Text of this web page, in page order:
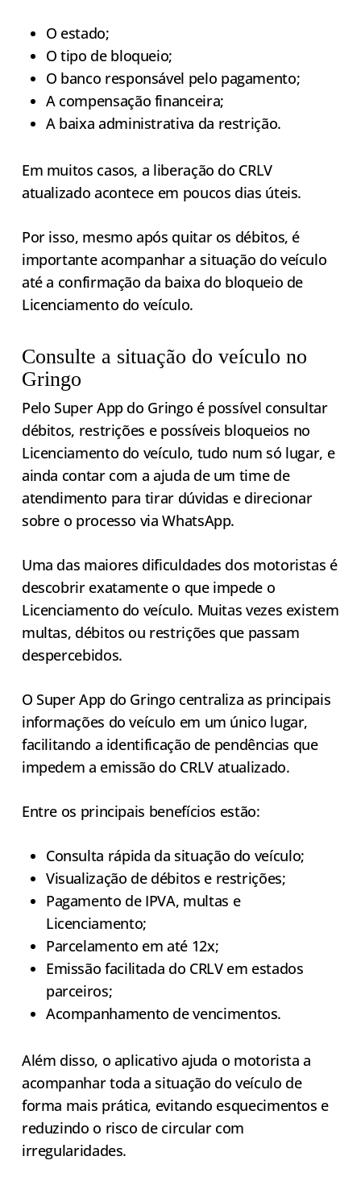
O estado;
O tipo de bloqueio;
O banco responsável pelo pagamento;
A compensação financeira;
A baixa administrativa da restrição.
Em muitos casos, a liberação do CRLV
atualizado acontece em poucos dias úteis.
Por isso, mesmo após quitar os débitos, é
importante acompanhar a situação do veículo
até a confirmação da baixa do bloqueio de
Licenciamento do veículo.
Consulte a situação do veículo no
Gringo
Pelo Super App do Gringo é possível consultar
débitos, restrições e possíveis bloqueios no
Licenciamento do veículo, tudo num só lugar, e
ainda contar com a ajuda de um time de
atendimento para tirar dúvidas e direcionar
sobre o processo via WhatsApp.
Uma das maiores dificuldades dos motoristas é
descobrir exatamente o que impede o
Licenciamento do veículo. Muitas vezes existem
multas, débitos ou restrições que passam
despercebidos.
O Super App do Gringo centraliza as principais
informações do veículo em um único lugar,
facilitando a identificação de pendências que
impedem a emissão do CRLV atualizado.
Entre os principais benefícios estão:
Consulta rápida da situação do veículo;
Visualização de débitos e restrições;
Pagamento de IPVA, multas e
Licenciamento;
Parcelamento em até 12x;
Emissão facilitada do CRLV em estados
parceiros;
Acompanhamento de vencimentos.
Além disso, o aplicativo ajuda o motorista a
acompanhar toda a situação do veículo de
forma mais prática, evitando esquecimentos e
reduzindo o risco de circular com
irregularidades.